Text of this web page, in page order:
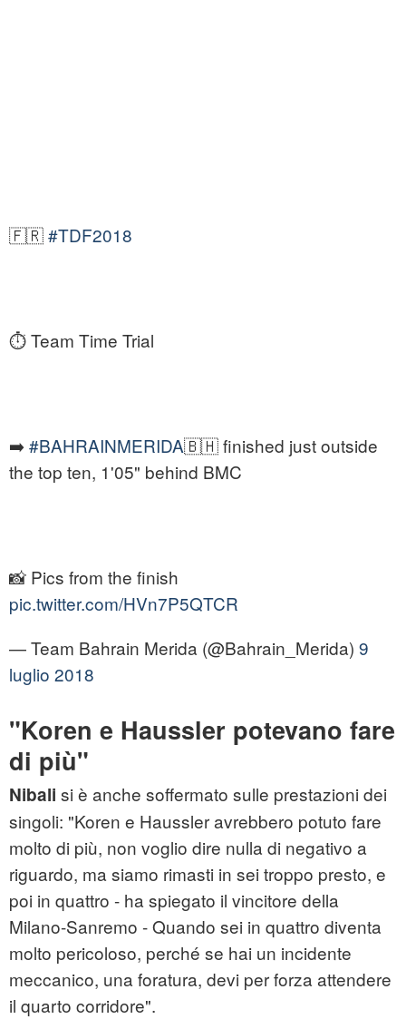
🇫🇷#TDF2018
⏱️ Team Time Trial
➡️#BAHRAINMERIDA🇧🇭 finished just outside
the top ten, 1'05" behind BMC
📸 Pics from the finish
pic.twitter.com/HVn7P5QTCR
— Team Bahrain Merida (@Bahrain_Merida) 9
luglio 2018
"Koren e Haussler potevano fare
di più"
Nibali si è anche soffermato sulle prestazioni dei
singoli: "Koren e Haussler avrebbero potuto fare
molto di più, non voglio dire nulla di negativo a
riguardo, ma siamo rimasti in sei troppo presto, e
poi in quattro - ha spiegato il vincitore della
Milano-Sanremo - Quando sei in quattro diventa
molto pericoloso, perché se hai un incidente
meccanico, una foratura, devi per forza attendere
il quarto corridore".